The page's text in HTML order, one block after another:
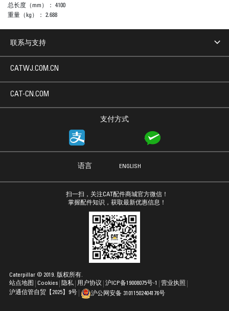
总长度（mm）： 4100
重量（kg）： 2.688
联系与支持
支付方式
CATWJ.COM.CN
CAT-CN.COM
语言 ENGLISH
扫一扫，关注CAT配件商城官方微信！
掌握配件知识，获取最新优惠信息！
站点地图 Cookies 隐私 用户协议
Caterpillar © 2019. 版权所有.
沪ICP备19008075号-1
营业执照
沪通信管自贸【2025】9号
沪公网安备 31011502404176号